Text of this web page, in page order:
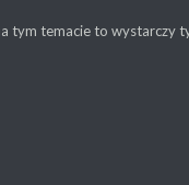
tym temacie to wystarczy